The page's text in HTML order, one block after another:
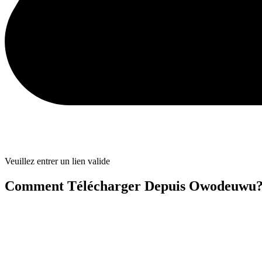
Veuillez entrer un lien valide
Comment Télécharger Depuis